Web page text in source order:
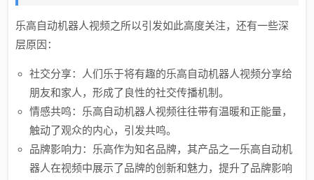
乐高自动机器人视频之所以引发如此高度关注，还有一些深
层原因：
社交分享：人们乐于将有趣的乐高自动机器人视频分享给
朋友和家人，形成了良性的社交传播机制。
情感共鸣：乐高自动机器人视频往往带有温暖和正能量，
触动了观众的内心，引发共鸣。
品牌影响力：乐高作为知名品牌，其产品之一乐高自动机
器人在视频中展示了品牌的创新和魅力，提升了品牌影响